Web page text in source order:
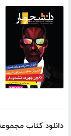
دانلود کتاب